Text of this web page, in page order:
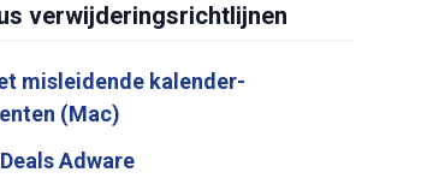
verwijderingsrichtlijnen
misleidende kalender-
(Mac)
Adware